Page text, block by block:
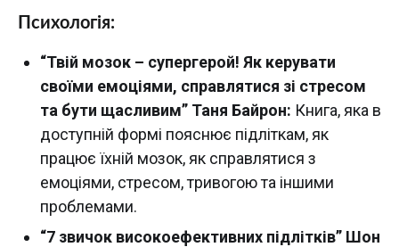
Психологія:
“Твій мозок – супергерой! Як керувати
своїми емоціями, справлятися зі стресом
та бути щасливим” Таня Байрон: Книга, яка в
доступній формі пояснює підліткам, як
працює їхній мозок, як справлятися з
емоціями, стресом, тривогою та іншими
проблемами.
“7 звичок високоефективних підлітків” Шон